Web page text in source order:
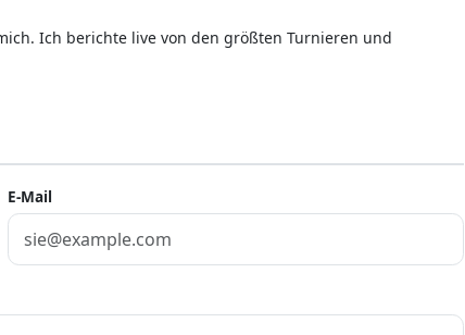
Ich berichte live von den größten Turnieren und
E-Mail